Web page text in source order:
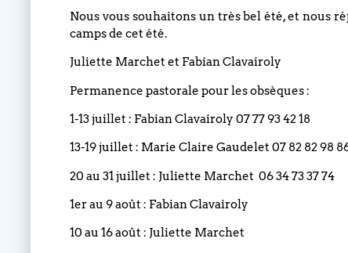
Rendez-vous à 20h00
contact :
Nous vous souhaitons un très bel été, et nous
camps de cet été.
Juliette Marchet et Fabian Clavairoly
Permanence pastorale pour les obsèques :
1-13 juillet : Fabian Clavairoly 07 77 93 42 18
13-19 juillet : Marie Claire Gaudelet 07 82 82 98
20 au 31 juillet : Juliette Marchet 06 34 73 37 74
1er au 9 août : Fabian Clavairoly
10 au 16 août : Juliette Marchet